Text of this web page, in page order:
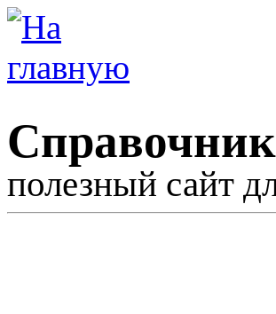
полезный сайт